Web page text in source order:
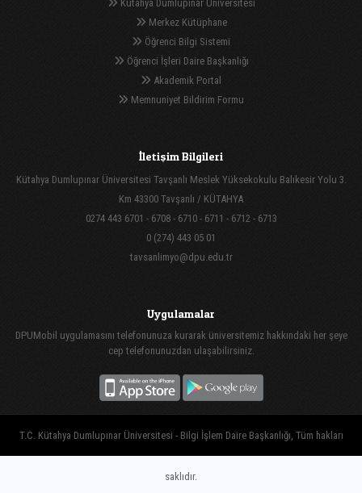
Kütahya Dumlupınar Üniversitesi
Merkez Kütüphane
Öğrenci Bilgi Sistemi
Öğrenci İşleri Daire Başkanlığı
Akademik Portal
Memnuniyet Bildirim Formu
İletişim Bilgileri
Kütahya Dumlupınar Üniversitesi Tavşanlı Meslek Yüksekokulu Balıkesir Yolu 3.
Km 43300 Tavşanlı / KÜTAHYA
0274 443 6701 - 6708 - 6710 - 6711 - 6712 - 6713
0 (274) 443 05 01
tavsanlimyo@dpu.edu.tr
Uygulamalar
DPUMobil uygulamasını telefonunuza kurarak üniversitemiz hakkındaki her şeye
cep telefonunuzdan ulaşabilirsiniz.
T.C. Kütahya Dumlupınar Üniversitesi - Bilgi İşlem Daire Başkanlığı, Tüm hakları
saklıdır.